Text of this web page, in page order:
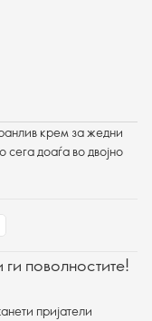
крем за жедни
доаѓа во двојно
поволностите!
пријатели